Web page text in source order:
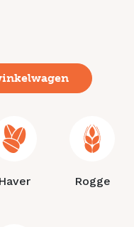
Haver Rogge